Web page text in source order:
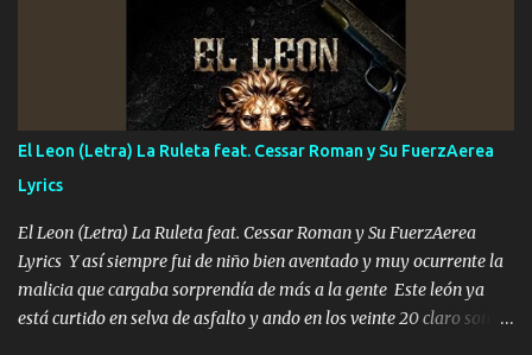
que estar alegres doy las instrucciones para atender los deberes
Música Si es que salta algún problema de confianza tengo gente
ahí está el Hombre Cuarenta y también Pariente 7 arreglan
cualquier problema no más es cuestión que ordené NOS HACE
FALTA UN HERMANO DE CLAVE ERA EL 24 SIEMPRE FUE UN
HOMBRE VALIENTE POR ALGO M'URIÓ PELEAND0 SIEMPRE
VIO POR LA FAMILIA PARA QUE SIGA EL LEGADO Es el DOS de
los HERMANOS un cerebro inteligente y com...
El Leon (Letra) La Ruleta feat. Cessar Roman y Su FuerzAerea
Lyrics
El Leon (Letra) La Ruleta feat. Cessar Roman y Su FuerzAerea
Lyrics Y así siempre fui de niño bien aventado y muy ocurrente la
malicia que cargaba sorprendía de más a la gente Este león ya
está curtido en selva de asfalto y ando en los veinte 20 claro son